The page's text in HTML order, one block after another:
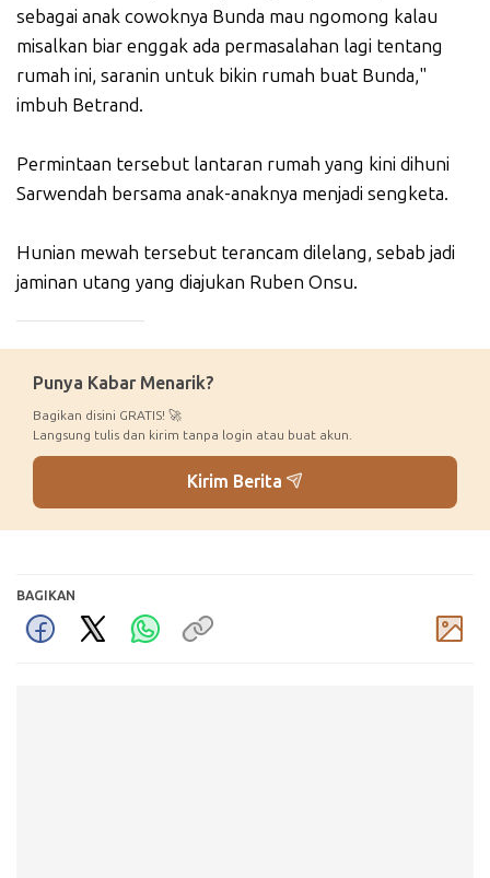
sebagai anak cowoknya Bunda mau ngomong kalau
misalkan biar enggak ada permasalahan lagi tentang
rumah ini, saranin untuk bikin rumah buat Bunda,"
imbuh Betrand.
Permintaan tersebut lantaran rumah yang kini dihuni
Sarwendah bersama anak-anaknya menjadi sengketa.
Hunian mewah tersebut terancam dilelang, sebab jadi
jaminan utang yang diajukan Ruben Onsu.
Punya Kabar Menarik?
Bagikan disini GRATIS! 🚀
Langsung tulis dan kirim tanpa login atau buat akun.
Kirim Berita
BAGIKAN